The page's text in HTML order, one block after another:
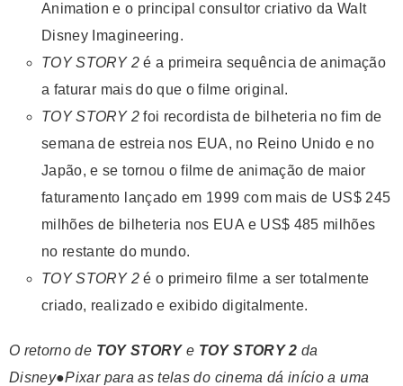
Animation e o principal consultor criativo da Walt
Disney Imagineering.
TOY STORY 2é a primeira sequência de animação
a faturar mais do que o filme original.
TOY STORY 2foi recordista de bilheteria no fim de
semana de estreia nos EUA, no Reino Unido e no
Japão, e se tornou o filme de animação de maior
faturamento lançado em 1999 com mais de US$ 245
milhões de bilheteria nos EUA e US$ 485 milhões
no restante do mundo.
TOY STORY 2é o primeiro filme a ser totalmente
criado, realizado e exibido digitalmente.
O retorno de TOY STORYe TOY STORY 2 da
Disney●Pixar para as telas do cinema dá início a uma